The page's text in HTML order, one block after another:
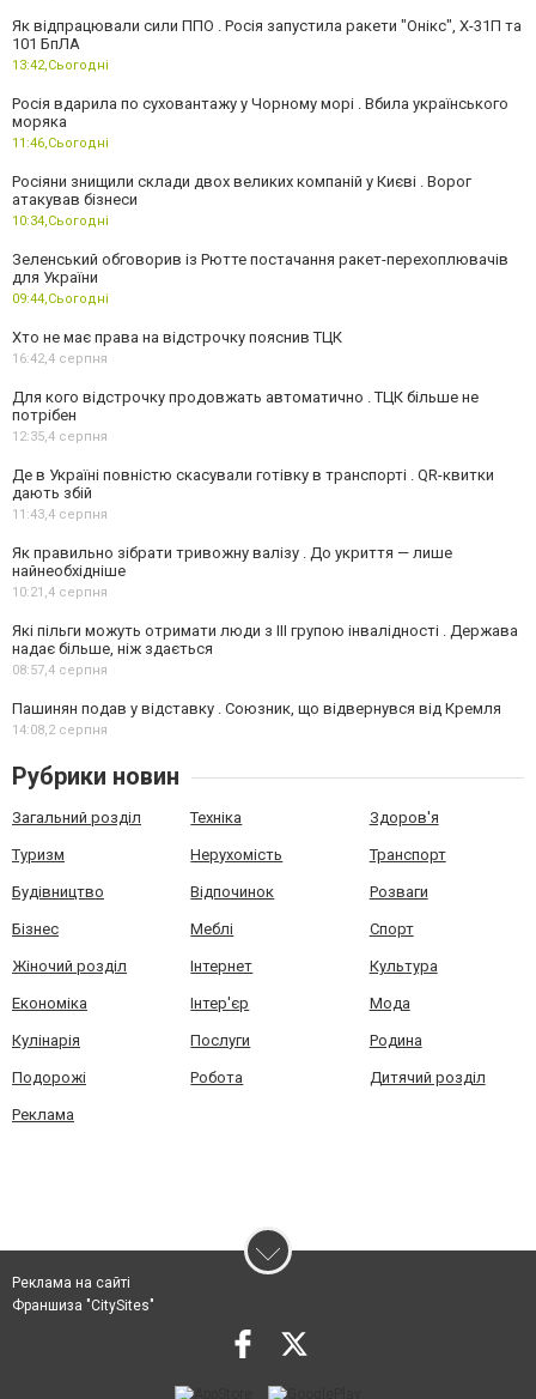
Як відпрацювали сили ППО . Росія запустила ракети "Онікс", Х-31П та
101 БпЛА
13:42, Сьогодні
Росія вдарила по суховантажу у Чорному морі . Вбила українського
моряка
11:46, Сьогодні
Росіяни знищили склади двох великих компаній у Києві . Ворог
атакував бізнеси
10:34, Сьогодні
Зеленський обговорив із Рютте постачання ракет-перехоплювачів
для України
09:44, Сьогодні
Хто не має права на відстрочку пояснив ТЦК
16:42, 4 серпня
Для кого відстрочку продовжать автоматично . ТЦК більше не
потрібен
12:35, 4 серпня
Де в Україні повністю скасували готівку в транспорті . QR-квитки
дають збій
11:43, 4 серпня
Як правильно зібрати тривожну валізу . До укриття — лише
найнеобхідніше
10:21, 4 серпня
Які пільги можуть отримати люди з III групою інвалідності . Держава
надає більше, ніж здається
08:57, 4 серпня
Пашинян подав у відставку . Союзник, що відвернувся від Кремля
14:08, 2 серпня
Рубрики новин
Загальний розділ Техніка Здоров'я
Туризм Нерухомість Транспорт
Будівництво Відпочинок Розваги
Бізнес Меблі Спорт
Жіночий розділ Інтернет Культура
Економіка Інтер'єр Мода
Кулінарія Послуги Родина
Подорожі Робота Дитячий розділ
Реклама
Реклама на сайті
Франшиза "CitySites"